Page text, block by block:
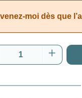
moi dès que
de